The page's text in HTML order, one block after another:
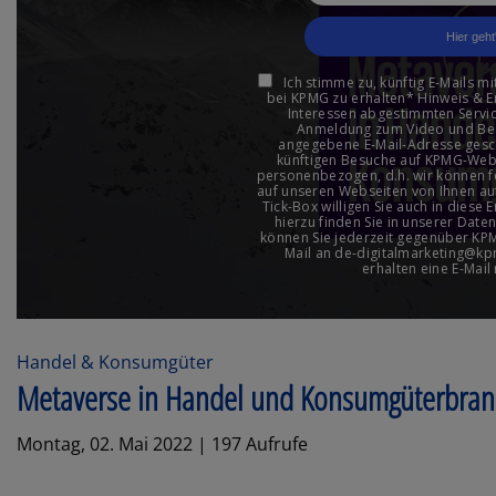
Handel & Konsumgüter
Metaverse in Handel und
Montag, 02. Mai 2022 | 197 Aufrufe